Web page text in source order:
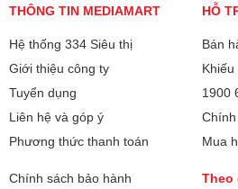
Xuất xứ Indonesia
THÔNG TIN MEDIAMART
Hệ thống 334 Siêu thị
Giới thiệu công ty
Tuyển dụng
Liên hệ và góp ý
Phương thức thanh toán
HỖ
Bán
Khiếu
1900
Mua
Chính sách bảo hành
Theo